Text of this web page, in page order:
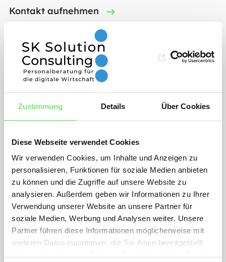
Zustimmung Details Über Cookies
Diese Webseite verwendet Cookies
Wir verwenden Cookies, um Inhalte und Anzeigen zu
personalisieren, Funktionen für soziale Medien anbieten
zu können und die Zugriffe auf unsere Website zu
analysieren. Außerdem geben wir Informationen zu Ihrer
Verwendung unserer Website an unsere Partner für
soziale Medien, Werbung und Analysen weiter. Unsere
Partner führen diese Informationen möglicherweise mit
weiteren Daten zusammen, die Sie ihnen bereitgestellt
Kontakt aufnehmen
01 / 04
Headhunter Digital aus München
aufnehmen?
werden wir in erster Linie von
Unternehmen mit der Executive Search
beauftragt – doch auch als Bewerber
können Sie von unseren Leistungen
profitieren. Wir ermitteln gemeinsam
Ihre Stärken und besonderen